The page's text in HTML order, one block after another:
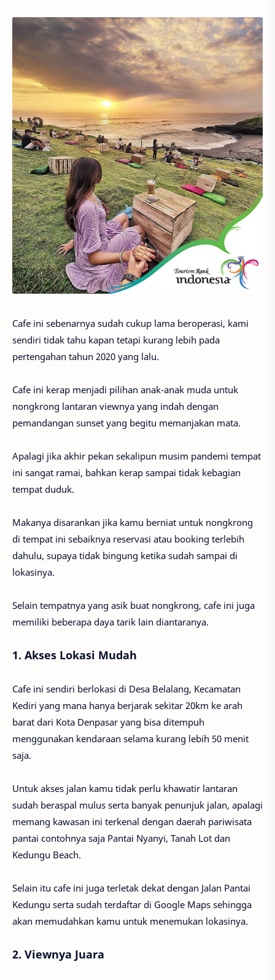
Cafe ini sebenarnya sudah cukup lama beroperasi, kami
sendiri tidak tahu kapan tetapi kurang lebih pada
pertengahan tahun 2020 yang lalu.
Cafe ini kerap menjadi pilihan anak-anak muda untuk
nongkrong lantaran viewnya yang indah dengan
pemandangan sunset yang begitu memanjakan mata.
Apalagi jika akhir pekan sekalipun musim pandemi tempat
ini sangat ramai, bahkan kerap sampai tidak kebagian
tempat duduk.
Makanya disarankan jika kamu berniat untuk nongkrong
di tempat ini sebaiknya reservasi atau booking terlebih
dahulu, supaya tidak bingung ketika sudah sampai di
lokasinya.
Selain tempatnya yang asik buat nongkrong, cafe ini juga
memiliki beberapa daya tarik lain diantaranya.
1. Akses Lokasi Mudah
Cafe ini sendiri berlokasi di Desa Belalang, Kecamatan
Kediri yang mana hanya berjarak sekitar 20km ke arah
barat dari Kota Denpasar yang bisa ditempuh
menggunakan kendaraan selama kurang lebih 50 menit
saja.
Untuk akses jalan kamu tidak perlu khawatir lantaran
sudah beraspal mulus serta banyak penunjuk jalan, apalagi
memang kawasan ini terkenal dengan daerah pariwisata
pantai contohnya saja Pantai Nyanyi, Tanah Lot dan
Kedungu Beach.
Selain itu cafe ini juga terletak dekat dengan Jalan Pantai
Kedungu serta sudah terdaftar di Google Maps sehingga
akan memudahkan kamu untuk menemukan lokasinya.
2. Viewnya Juara